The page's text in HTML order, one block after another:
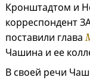
Кронштадтом и
корреспондент
поставили глава
Чашина и ее
В своей речи